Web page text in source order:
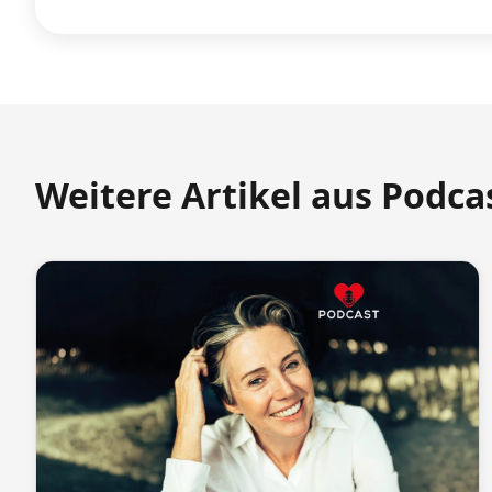
Weitere Artikel aus